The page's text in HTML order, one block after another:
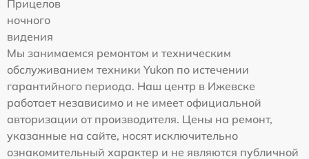
Прицелов
ночного
видения
Мы занимаемся ремонтом и техническим
обслуживанием техники Yukon по истечении
гарантийного периода. Наш центр в Ижевске
работает независимо и не имеет официальной
авторизации от производителя. Цены на ремонт,
указанные на сайте, носят исключительно
ознакомительный характер и не являются публичной